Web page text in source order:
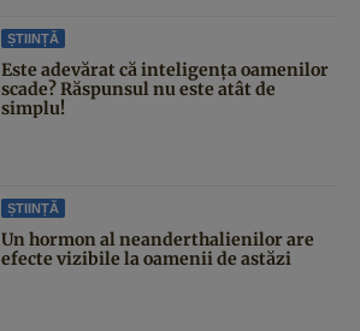
ȘTIINȚĂ
Este adevărat că inteligența oamenilor
scade? Răspunsul nu este atât de
simplu!
ȘTIINȚĂ
Un hormon al neanderthalienilor are
efecte vizibile la oamenii de astăzi